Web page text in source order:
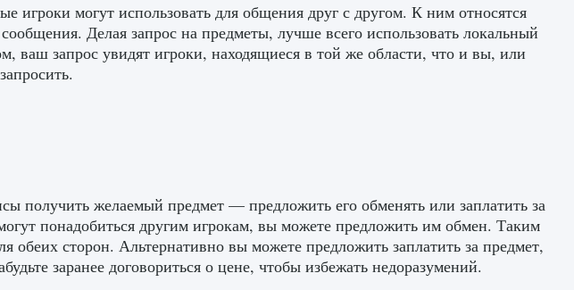
игроки могут использовать для общения друг с другом. К ним относятся
Делая запрос на предметы, лучше всего использовать локальный
ваш запрос увидят игроки, находящиеся в той же области, что и вы, или
получить желаемый предмет — предложить его обменять или заплатить за
понадобиться другим игрокам, вы можете предложить им обмен. Таким
обеих сторон. Альтернативно вы можете предложить заплатить за предмет,
заранее договориться о цене, чтобы избежать недоразумений.